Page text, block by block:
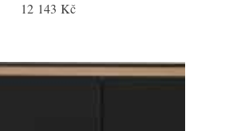
12 143 Kč